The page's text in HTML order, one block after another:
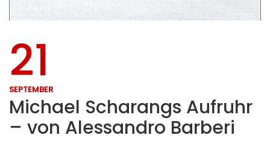
21
SEPTEMBER
Michael Scharangs Aufruhr
– von Alessandro Barberi